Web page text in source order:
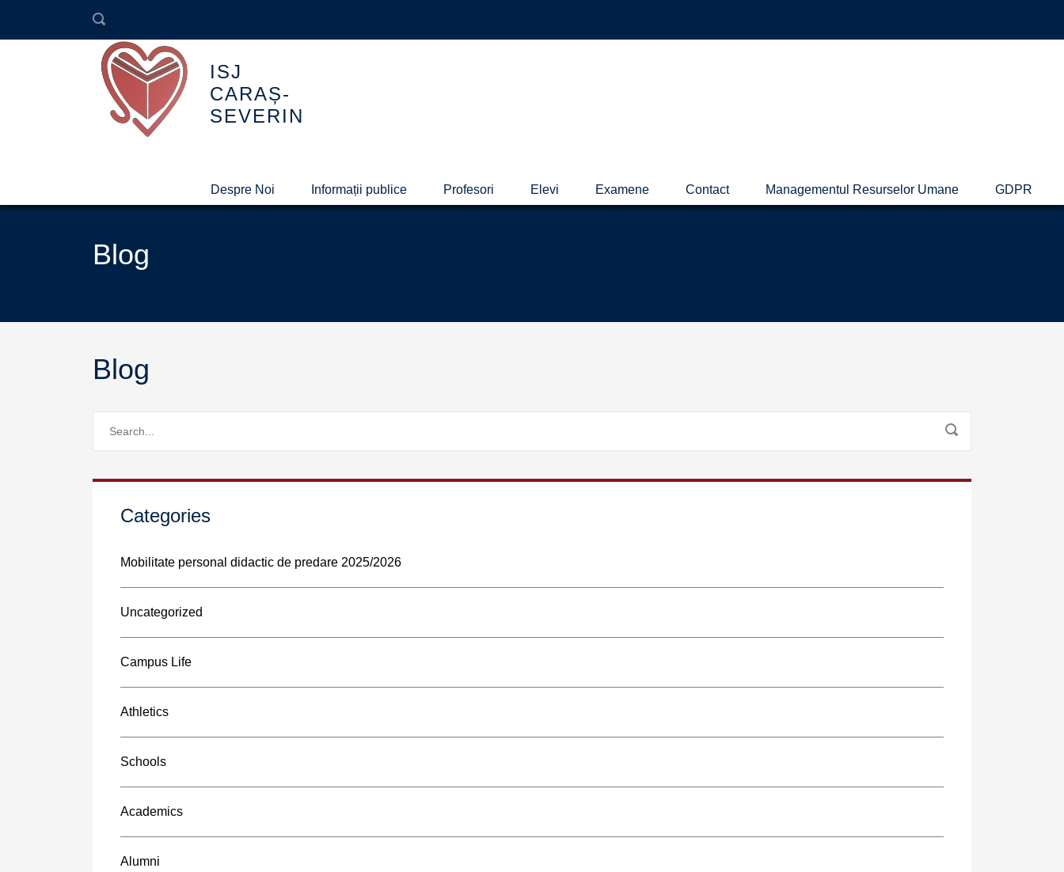
ISJ
CARAȘ-
SEVERIN
Despre Noi Informații publice Profesori Elevi Examene Contact Managementul Resurselor Umane GDPR
Blog
Blog
Categories
Mobilitate personal didactic de predare 2025/2026
Uncategorized
Campus Life
Athletics
Schools
Academics
Alumni